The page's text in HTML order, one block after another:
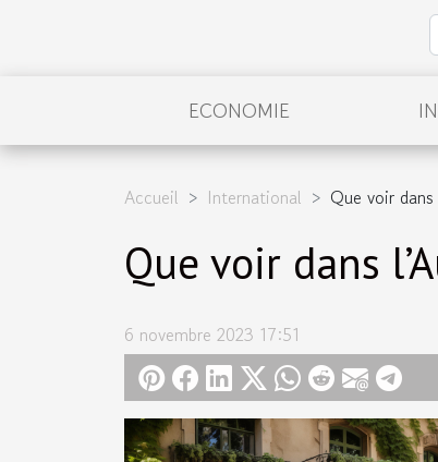
ECONOMIE
Accueil International Que voir dans
Que voir dans
6 novembre 2023 17:51